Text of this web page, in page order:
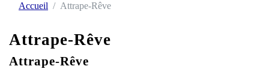
Accueil Attrape-Rêve
Attrape-Rêve
Attrape-Rêve